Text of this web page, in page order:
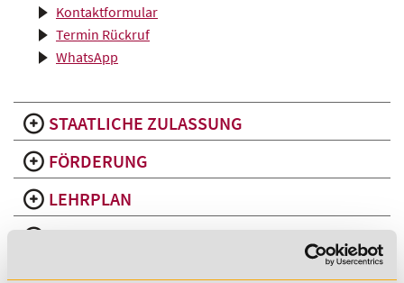
Kontaktformular
Termin Rückruf
WhatsApp
STAATLICHE ZULASSUNG
FÖRDERUNG
LEHRPLAN
DIE VORTEILE DER ÜBUNGSLEITER